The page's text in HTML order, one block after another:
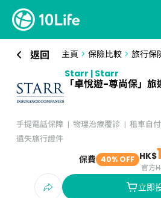
返回 主頁 > 保險比較> 旅行保
Starr | Starr
「卓悅遊-尊尚保」
手提電話保障 物理治療覆診 租車自
遺失旅行證件
保費 40% OFF HK$
官方
立即